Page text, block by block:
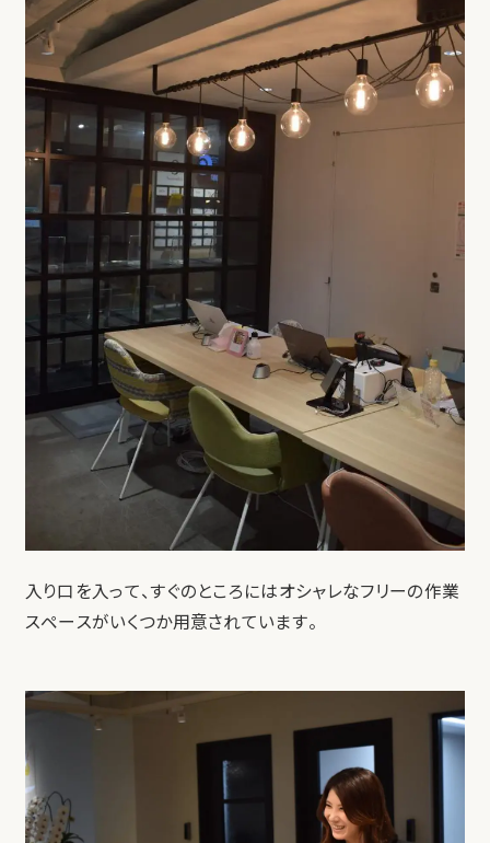
入り口を入って、すぐのところにはオシャレなフリーの作業
スペースがいくつか用意されています。